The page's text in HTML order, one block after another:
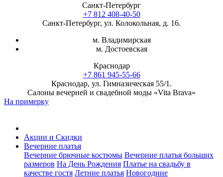
Санкт-Петербург
+7 812 408-40-50
Санкт-Петербург, ул. Колокольная, д. 16.
м. Владимирская
м. Достоевская
Краснодар
+7 861 945-55-66
Краснодар, ул. Гимназическая 55/1.
Салоны вечерней и свадебной моды «Vita Brava»
На примерку
Акции и Скидки
Вечерние платья
Вечерние брючные костюмы Вечерние платья больших
размеров На День Рождения Платье на свадьбу в
качестве гостя Летние платья Новогодние